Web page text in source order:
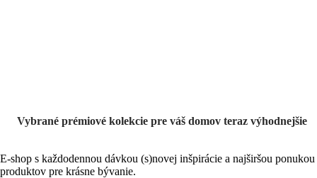
Vybrané prémiové kolekcie pre váš domov teraz výhodnejšie
E-shop s každodennou dávkou (s)novej inšpirácie a najširšou ponukou
produktov pre krásne bývanie.